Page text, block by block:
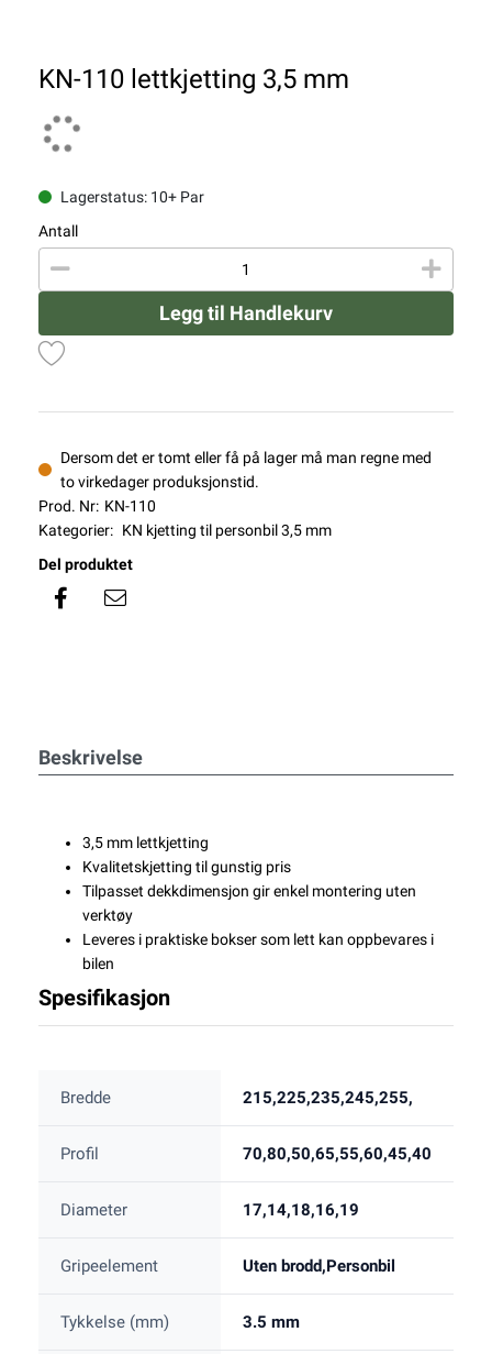
KN-110 lettkjetting 3,5 mm
Lagerstatus: 10+ Par
Antall
Legg til Handlekurv
Dersom det er tomt eller få på lager må man regne med
to virkedager produksjonstid.
Prod. Nr: KN-110
Kategorier: KN kjetting til personbil 3,5 mm
Del produktet
Beskrivelse
3,5 mm lettkjetting
Kvalitetskjetting til gunstig pris
Tilpasset dekkdimensjon gir enkel montering uten
verktøy
Leveres i praktiske bokser som lett kan oppbevares i
bilen
Spesifikasjon
Bredde 215,225,235,245,255,
Profil 70,80,50,65,55,60,45,40
Diameter 17,14,18,16,19
Gripeelement Uten brodd,Personbil
Tykkelse (mm) 3.5 mm